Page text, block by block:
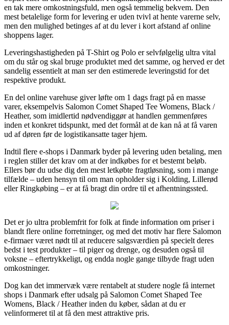
en tak mere omkostningsfuld, men også temmelig bekvem. Den
mest betalelige form for levering er uden tvivl at hente varerne selv,
men den mulighed betinges af at du lever i kort afstand af online
shoppens lager.
Leveringshastigheden på T-Shirt og Polo er selvfølgelig ultra vital
om du står og skal bruge produktet med det samme, og herved er det
sandelig essentielt at man ser den estimerede leveringstid for det
respektive produkt.
En del online varehuse giver løfte om 1 dags fragt på en masse
varer, eksempelvis Salomon Comet Shaped Tee Womens, Black /
Heather, som imidlertid nødvendiggør at handlen gemmenføres
inden et konkret tidspunkt, med det formål at de kan nå at få varen
ud af døren før de logistikansatte tager hjem.
Indtil flere e-shops i Danmark byder på levering uden betaling, men
i reglen stiller det krav om at der indkøbes for et bestemt beløb.
Ellers bør du udse dig den mest letkøbte fragtløsning, som i mange
tilfælde – uden hensyn til om man opholder sig i Kolding, Lillerød
eller Ringkøbing – er at få bragt din ordre til et afhentningssted.
Det er jo ultra problemfrit for folk at finde information om priser i
blandt flere online forretninger, og med det motiv har flere Salomon
e-firmaer været nødt til at reducere salgsværdien på specielt deres
bedst i test produkter – til piger og drenge, og desuden også til
voksne – eftertrykkeligt, og endda nogle gange tilbyde fragt uden
omkostninger.
Dog kan det immervæk være rentabelt at studere nogle få internet
shops i Danmark efter udsalg på Salomon Comet Shaped Tee
Womens, Black / Heather inden du køber, sådan at du er
velinformeret til at få den mest attraktive pris.